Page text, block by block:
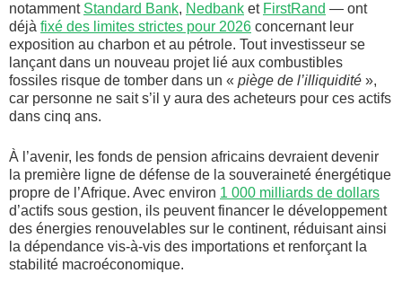
notamment Standard Bank, Nedbank et FirstRand — ont
déjà fixé des limites strictes pour 2026 concernant leur
exposition au charbon et au pétrole. Tout investisseur se
lançant dans un nouveau projet lié aux combustibles
fossiles risque de tomber dans un « piège de l’illiquidité »,
car personne ne sait s’il y aura des acheteurs pour ces actifs
dans cinq ans.
À l’avenir, les fonds de pension africains devraient devenir
la première ligne de défense de la souveraineté énergétique
propre de l’Afrique. Avec environ 1 000 milliards de dollars
d’actifs sous gestion, ils peuvent financer le développement
des énergies renouvelables sur le continent, réduisant ainsi
la dépendance vis-à-vis des importations et renforçant la
stabilité macroéconomique.